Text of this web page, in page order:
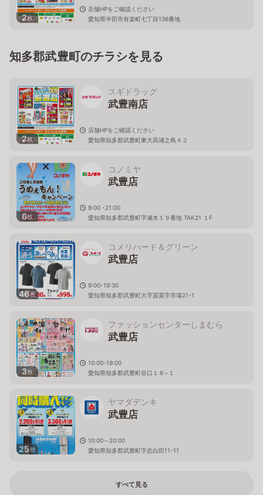
2枚
店舗HPをご確認ください
愛知県半田市有楽町七丁目136番地
知多郡武豊町のチラシを見る
2枚
スギドラッグ
武豊南店
店舗HPをご確認ください
愛知県知多郡武豊町東大高浦之島４２
6枚
コノミヤ
武豊店
9:00 -21:00
愛知県知多郡武豊町字瀬木１９番地 TAK21 １F
46枚
コメリハード＆グリーン
武豊店
9:00-19:30
愛知県知多郡武豊町大字冨貴字市場21-1
3枚
ファッションセンターしまむら
武豊店
10:00-19:00
愛知県知多郡武豊町谷口１８−１
25枚
ヤマダデンキ
武豊店
10:00～20:00
愛知県知多郡武豊町字忠白田11-11
すべて見る